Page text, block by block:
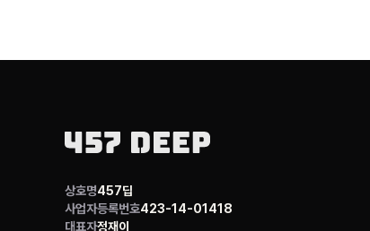
상호명457딥
사업자등록번호423-14-01418
대표자정재이